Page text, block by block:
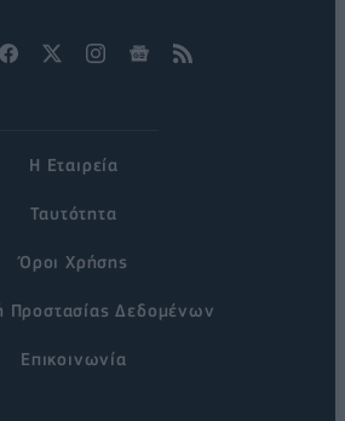
Η Εταιρεία
Ταυτότητα
Όροι Χρήσης
Προστασίας Δεδομένων
Επικοινωνία